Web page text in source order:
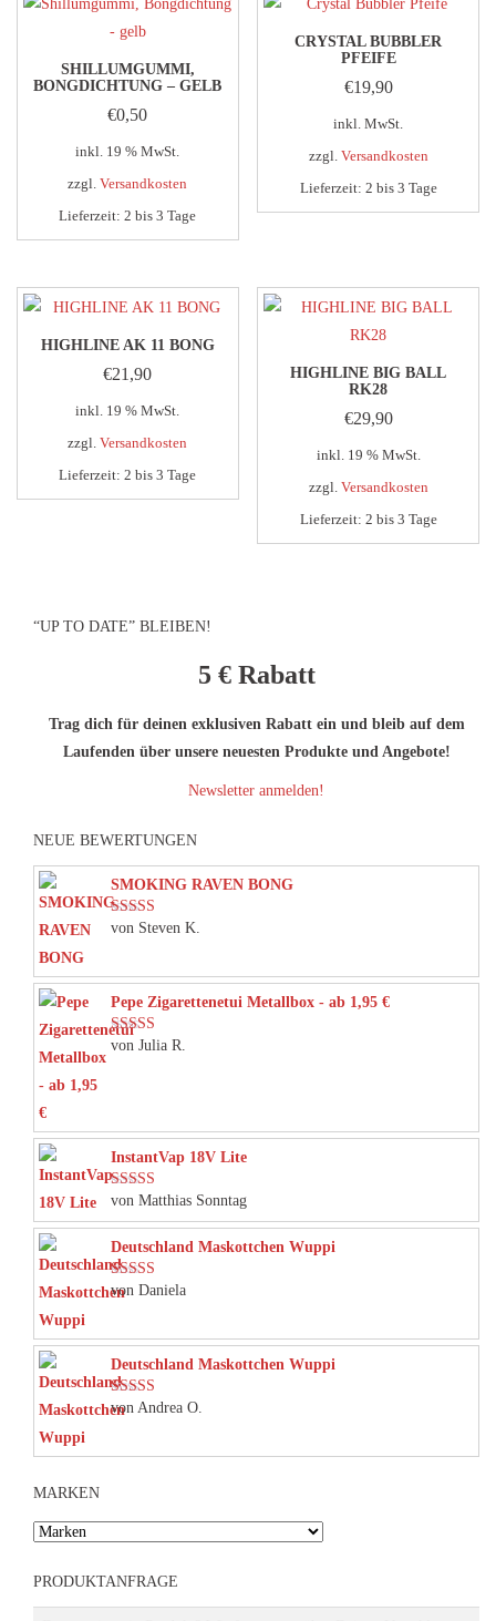
SHILLUMGUMMI,
BONGDICHTUNG – GELB
€0,50
inkl. 19 % MwSt.
zzgl.Versandkosten
Lieferzeit:2 bis 3 Tage
CRYSTAL BUBBLER
PFEIFE
€19,90
inkl. MwSt.
zzgl. Versandkosten
Lieferzeit: 2 bis 3 Tage
mehrere
Varianten
Die
Optionen
der
Produktseite
HIGHLINE AK 11 BONG
€21,90
inkl. 19 % MwSt.
zzgl.Versandkosten
Lieferzeit:2 bis 3 Tage
HIGHLINE BIG BALL
RK28
€29,90
inkl. 19 % MwSt.
zzgl. Versandkosten
Lieferzeit: 2 bis 3 Tage
“UP TO DATE” BLEIBEN!
5 € Rabatt
Trag dich für deinen exklusiven Rabatt ein und bleib auf dem
Laufenden über unsere neuesten Produkte und Angebote!
Newsletter anmelden!
NEUE BEWERTUNGEN
SMOKING RAVEN BONG
Bewertet mit
von Steven K.
Pepe Zigarettenetui Metallbox - ab 1,95 €
Bewertet mit
von Julia R.
InstantVap 18V Lite
Bewertet mit
von Matthias Sonntag
Deutschland Maskottchen Wuppi
Bewertet mit
von Daniela
Deutschland Maskottchen Wuppi
Bewertet mit
von Andrea O.
MARKEN
PRODUKTANFRAGE